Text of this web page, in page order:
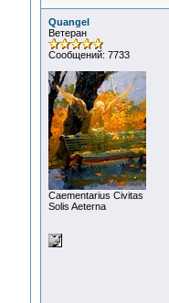
Quangel
Ветеран
Сообщений: 7733
Сaementarius Civitas
Solis Aeterna